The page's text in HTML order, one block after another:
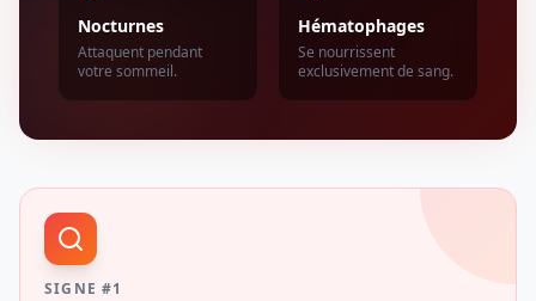
Nocturnes
Attaquent pendant
votre sommeil.
Hématophages
Se nourrissent
exclusivement de sang.
SIGNE #1